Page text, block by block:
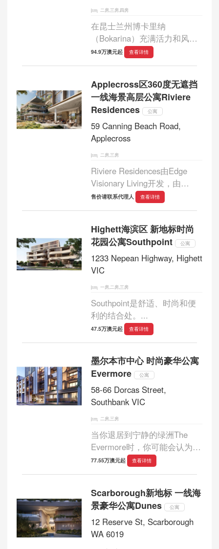
二房,三房,四房
在昆士兰州博卡里纳
（Bokarina）充满活力和风景
如画的区域，Bask公寓开发项
目成为现代滨海生活的明
94.9万澳元起 查看详情
Applecross区360度无遮挡
一线海景高层公寓Riviere
Residences
公寓
59 Canning Beach Road,
Applecross
二房,三房
Riviere Residences由Edge
Visionary Living开发，由
Hillam Architects设计，这座令
人惊叹的建筑共有15层，拥有
售价请联系代理人 查看详情
Highett海滨区 新地标时尚
花园公寓Southpoint
公寓
1233 Nepean Highway, Highett
VIC
一房,二房,三房
Southpoint是舒适、时尚和便
利的结合处。...
47.5万澳元起 查看详情
墨尔本市中心 时尚豪华公寓
Evermore
公寓
58-66 Dorcas Street,
Southbank VIC
二房,三房
当你退居到宁静的绿洲The
Evermore时，你可能会认为这
座美好的城市将连续第六次蝉
联这一荣誉，成为世界上最长
77.55万澳元起 查看详情
Scarborough新地标 一线海
景豪华公寓Dunes
公寓
12 Reserve St, Scarborough
WA 6019